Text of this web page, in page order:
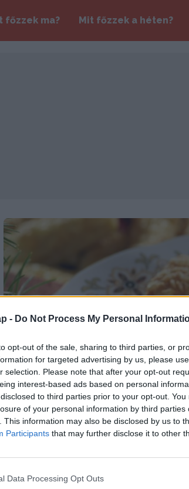
- Do Not Process My Personal
opt-out of the sale, sharing to third parties, or
for targeted advertising by us, please
selection. Please note that after your opt-out
interest-based ads based on personal
to third parties prior to your opt-out.
of your personal information by third parties
This information may also be disclosed by us to
Participants that may further disclose it to other
Data Processing Opt Outs
főzzek ma? Mit főzzek a héten?